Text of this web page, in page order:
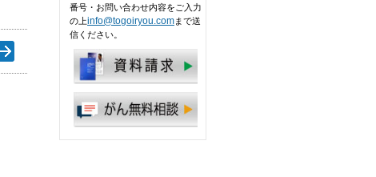
番号・お問い合わせ内容をご入力
の上info@togoiryou.comまで送
信ください。